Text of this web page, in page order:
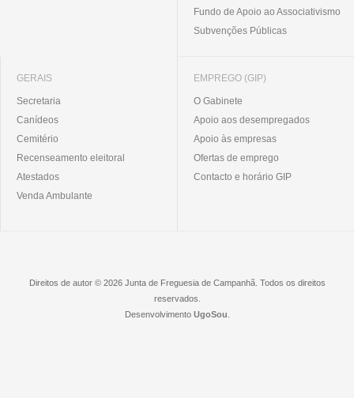
Fundo de Apoio ao Associativismo
Subvenções Públicas
GERAIS
Secretaria
Canídeos
Cemitério
Recenseamento eleitoral
Atestados
Venda Ambulante
EMPREGO (GIP)
O Gabinete
Apoio aos desempregados
Apoio às empresas
Ofertas de emprego
Contacto e horário GIP
Direitos de autor © 2026 Junta de Freguesia de Campanhã. Todos os direitos
reservados.
Desenvolvimento UgoSou